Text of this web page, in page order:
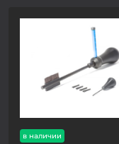
в наличии